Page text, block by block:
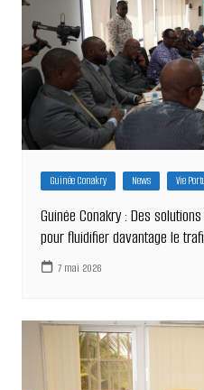
Guinée Conakry News Vie
Guinée Conakry : Des
pour fluidifier davantage le
7 mai 2026